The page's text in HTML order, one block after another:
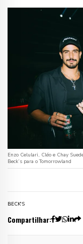
Enzo Celulari, Cléo e Chay
Beck’s para o Tomorrowland
BECK'S
Compartilhar: